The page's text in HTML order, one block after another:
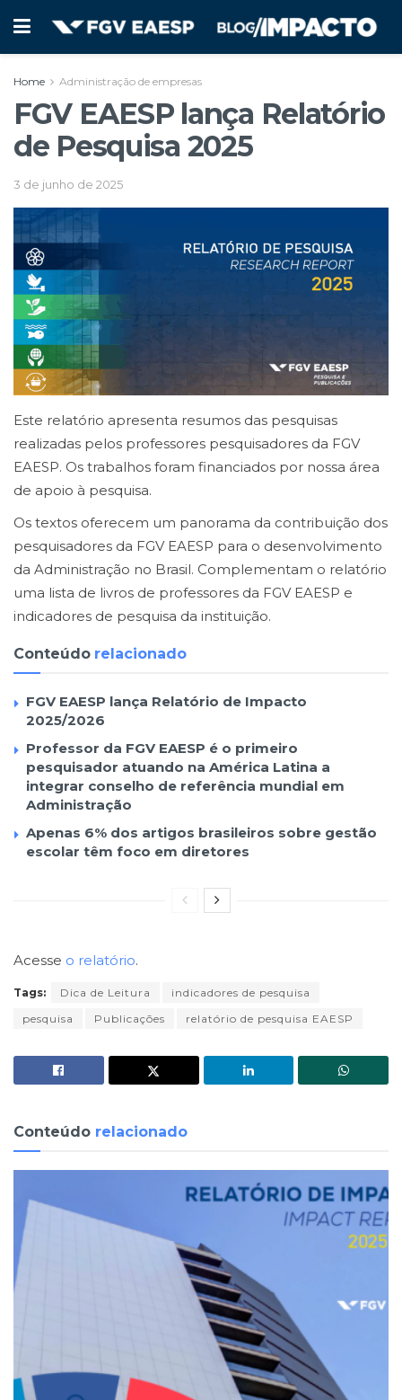
Home Administração de empresas
FGV EAESP lança Relatório
de Pesquisa 2025
3 de junho de 2025
Este relatório apresenta resumos das pesquisas
realizadas pelos professores pesquisadores da FGV
EAESP. Os trabalhos foram financiados por nossa área
de apoio à pesquisa.
Os textos oferecem um panorama da contribuição dos
pesquisadores da FGV EAESP para o desenvolvimento
da Administração no Brasil. Complementam o relatório
uma lista de livros de professores da FGV EAESP e
indicadores de pesquisa da instituição.
Conteúdo relacionado
FGV EAESP lança Relatório de Impacto
2025/2026
Professor da FGV EAESP é o primeiro
pesquisador atuando na América Latina a
integrar conselho de referência mundial em
Administração
Apenas 6% dos artigos brasileiros sobre gestão
escolar têm foco em diretores
Acesse o relatório.
Tags: Dica de Leitura
indicadores de pesquisa
pesquisa
Publicações relatório de pesquisa EAESP
Conteúdo relacionado